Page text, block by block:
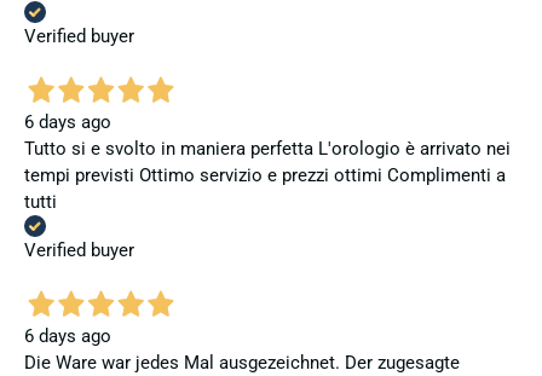
Verified buyer
6 days ago
Tutto si e svolto in maniera perfetta L'orologio è arrivato nei
tempi previsti Ottimo servizio e prezzi ottimi Complimenti a
tutti
Verified buyer
6 days ago
Die Ware war jedes Mal ausgezeichnet. Der zugesagte